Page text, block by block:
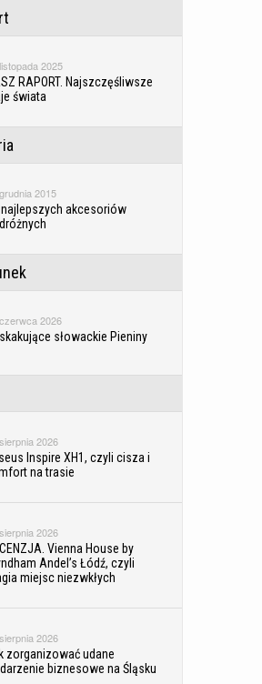
2025
RAPORT. Najszczęśliwsze
świata
2015
akcesoriów
2026
słowackie Pieniny
2026
Inspire XH1, czyli cisza i
na trasie
2026
Vienna House by
Andel’s Łódź, czyli
miejsc niezwkłych
2026
zorganizować udane
biznesowe na Śląsku